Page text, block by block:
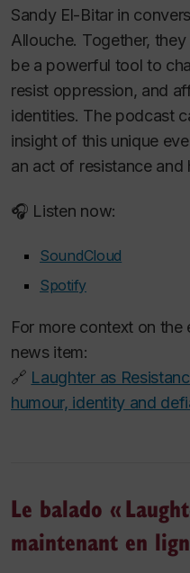
Sandy El-Bitar in
Allouche. Together,
be a powerful tool to
resist oppression, and
identities. The podcast
insight of this unique
an act of resistance and
🎧 Listen now:
SoundCloud
Spotify
For more context on the
news item:
🔗 Laughter as
humour, identity and
Le balado «
maintenant en